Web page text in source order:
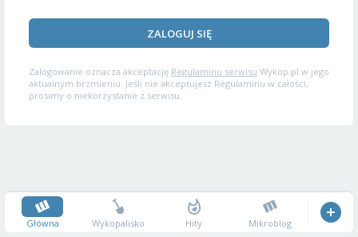
ZALOGUJ SIĘ
Zalogowanie oznacza akceptację Regulaminu serwisu Wykop.pl w jego
aktualnym brzmieniu. Jeśli nie akceptujesz Regulaminu w całości,
prosimy o niekorzystanie z serwisu.
Główna Wykopalisko Hity Mikroblog